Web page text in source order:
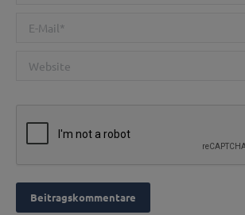
E-Mail *
Website
Beitragskommentare